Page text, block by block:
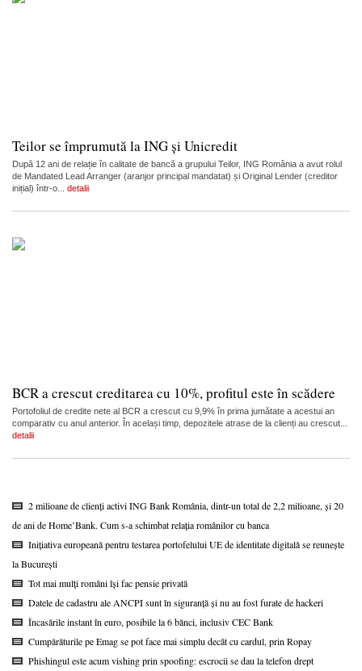
Teilor se împrumută la ING și Unicredit
După 12 ani de relație în calitate de bancă a grupului Teilor, ING România a avut rolul
de Mandated Lead Arranger (aranjor principal mandatat) și Original Lender (creditor
inițial) într-o... detalii
BCR a crescut creditarea cu 10%, profitul este în scădere
Portofoliul de credite nete al BCR a crescut cu 9,9% în prima jumătate a acestui an
comparativ cu anul anterior. În același timp, depozitele atrase de la clienți au crescut...
detalii
2 milioane de clienți activi ING Bank România, dintr-un total de 2,2 milioane, și 20
de ani de Home’Bank. Cum s-a schimbat relația românilor cu banca
Inițiativa europeană pentru testarea portofelului UE de identitate digitală se reunește
la București
Tot mai mulți români își fac pensie privată
Datele de cadastru ale ANCPI sunt în siguranță și nu au fost furate de hackeri
Încasările instant în euro, posibile la 6 bănci, inclusiv CEC Bank
Cumpărăturile pe Emag se pot face mai simplu decât cu cardul, prin Ropay
Phishingul este acum vishing prin spoofing: escrocii se dau la telefon drept